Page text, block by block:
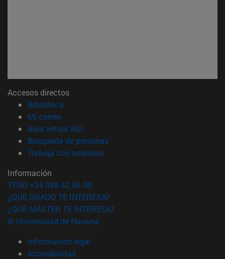
Accesos directos
Biblioteca
Mi correo(abre en nueva ventana)
Aula virtual ADI
Búsqueda de personas(abre en nueva ventana)
Trabaja con nosotros(abre en nueva ventana)
Información
TFNO +34 948 42 56 00
¿QUÉ GRADO TE INTERESA?
¿QUÉ MÁSTER TE INTERESA?
© Universidad de Navarra
Información legal
Accesibilidad